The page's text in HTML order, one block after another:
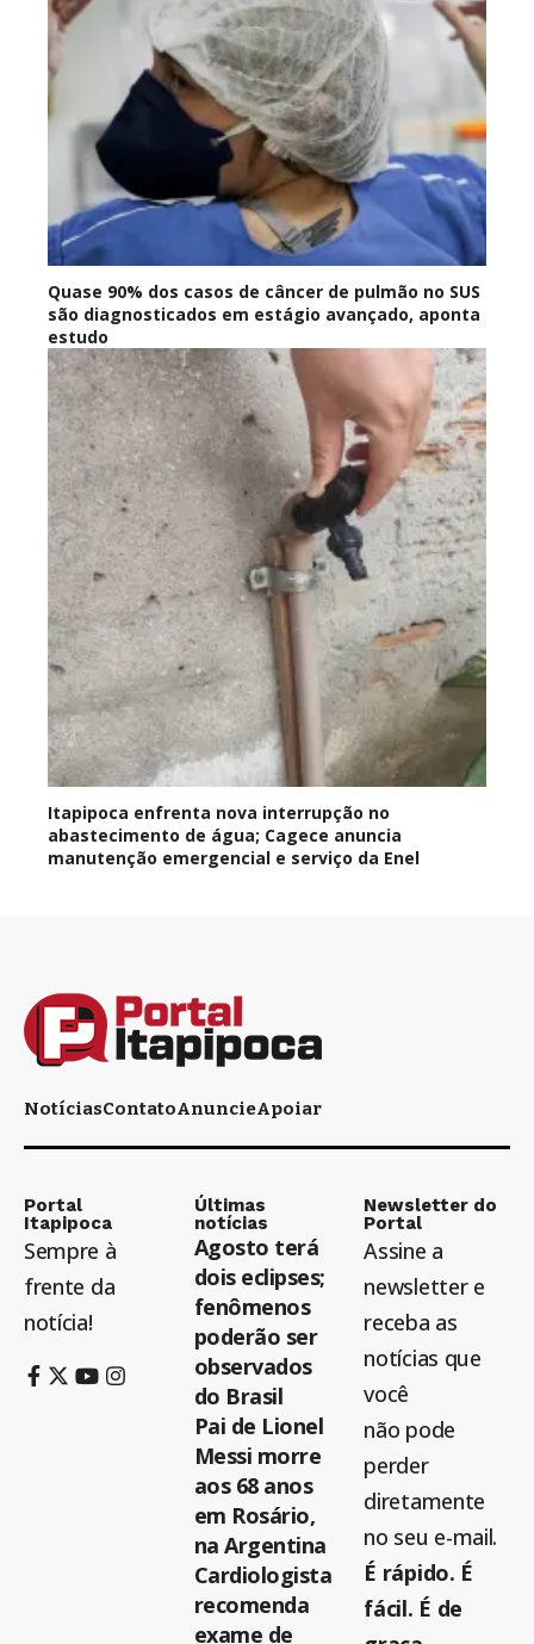
Quase 90% dos casos de câncer de pulmão no SUS
são diagnosticados em estágio avançado, aponta
estudo
Itapipoca enfrenta nova interrupção no
abastecimento de água; Cagece anuncia
manutenção emergencial e serviço da Enel
NotíciasContatoAnuncieApoiar
Portal
Itapipoca
Sempre à
frente da
notícia!
Últimas
notícias
Agosto terá
dois eclipses;
fenômenos
poderão ser
observados
do Brasil
Pai de Lionel
Messi morre
aos 68 anos
em Rosário,
na Argentina
Cardiologista
recomenda
exame de
Newsletter do
Portal
Assine a
newsletter e
receba as
notícias que
você
não pode
perder
diretamente
no seu e-mail.
É rápido. É
fácil. É de